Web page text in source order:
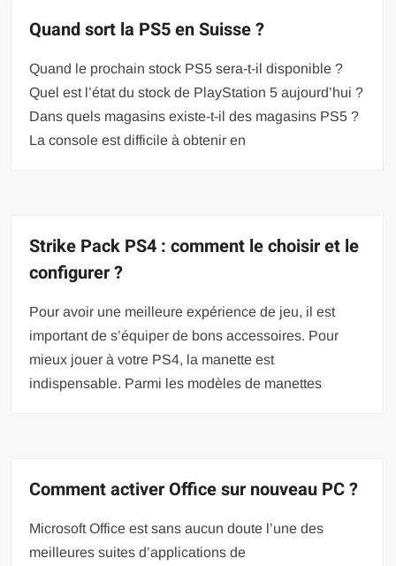
Quand sort la PS5 en Suisse ?
Quand le prochain stock PS5 sera-t-il disponible ?
Quel est l’état du stock de PlayStation 5 aujourd’hui ?
Dans quels magasins existe-t-il des magasins PS5 ?
La console est difficile à obtenir en
Strike Pack PS4 : comment le choisir et le
configurer ?
Pour avoir une meilleure expérience de jeu, il est
important de s’équiper de bons accessoires. Pour
mieux jouer à votre PS4, la manette est
indispensable. Parmi les modèles de manettes
Comment activer Office sur nouveau PC ?
Microsoft Office est sans aucun doute l’une des
meilleures suites d’applications de